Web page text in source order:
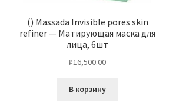
() Massada Invisible pores skin
refiner — Матирующая маска для
лица, 6шт
₽16,500.00
В корзину